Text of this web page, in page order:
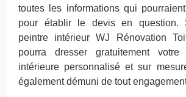
toutes les informations qui
pour établir le devis en question.
peintre intérieur WJ Rénovation
pourra dresser gratuitement
intérieure personnalisé et sur
également démuni de tout